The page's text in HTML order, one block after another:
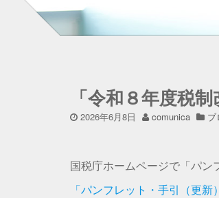
「令和８年度税
2026年6月8日 comunica ブ
国税庁ホームページで「パン
「パンフレット・手引（更新